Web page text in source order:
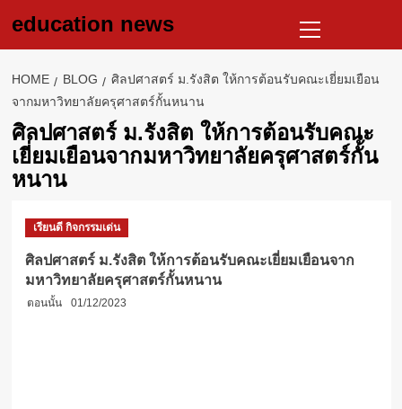
education news
Menu
HOME BLOG
ศิลปศาสตร์ ม.รังสิต ให้การต้อนรับคณะเยี่ยมเยือน
จากมหาวิทยาลัยครุศาสตร์กั้นหนาน
ศิลปศาสตร์ ม.รังสิต ให้การต้อนรับคณะ
เยี่ยมเยือนจากมหาวิทยาลัยครุศาสตร์กั้น
หนาน
เรียนดี กิจกรรมเด่น
ศิลปศาสตร์ ม.รังสิต ให้การต้อนรับคณะเยี่ยมเยือนจาก
มหาวิทยาลัยครุศาสตร์กั้นหนาน
ตอนนั้น 01/12/2023